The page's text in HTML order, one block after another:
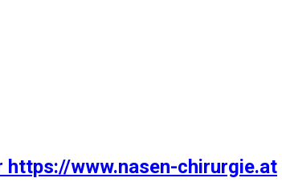
https://www.nasen-chirurgie.at